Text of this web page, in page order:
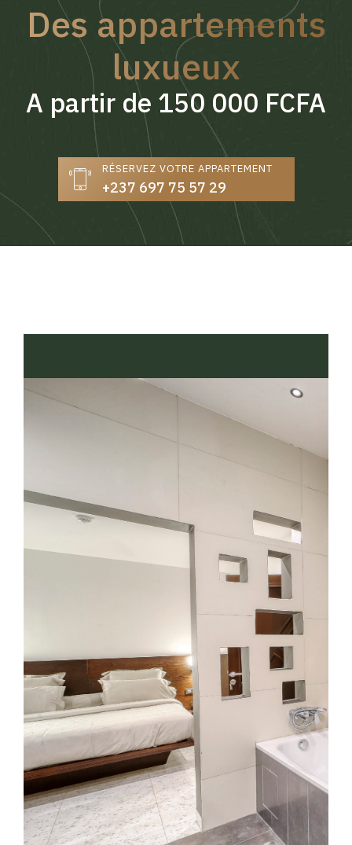
Des appartements
luxueux
A partir de 150 000 FCFA
RÉSERVEZ VOTRE APPARTEMENT
+237 697 75 57 29